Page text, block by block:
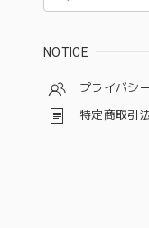
NOTICE
プライバシ
特定商取引